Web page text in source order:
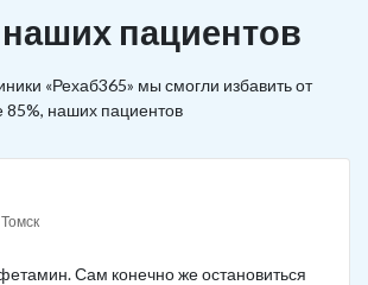
наших пациентов
«Рехаб365» мы смогли избавить от
85%, наших пациентов
Томск
Сам конечно же остановиться